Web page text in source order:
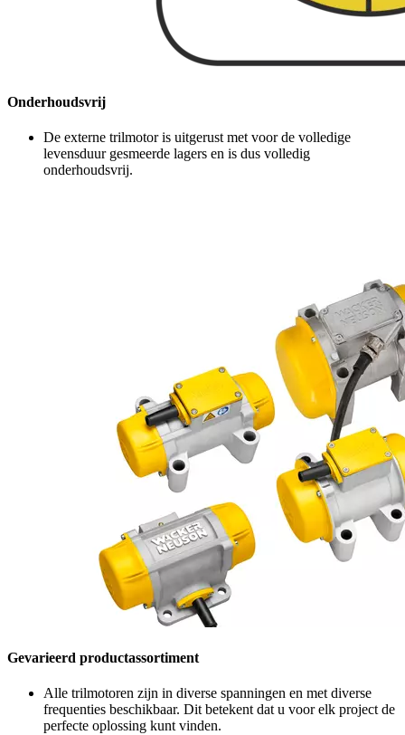
Onderhoudsvrij
De externe trilmotor is uitgerust met voor de volledige
levensduur gesmeerde lagers en is dus volledig
onderhoudsvrij.
Gevarieerd productassortiment
Alle trilmotoren zijn in diverse spanningen en met diverse
frequenties beschikbaar. Dit betekent dat u voor elk project de
perfecte oplossing kunt vinden.